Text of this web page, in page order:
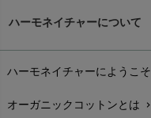
配送と送料chevron_right
在庫状況と発送予定chevron_right
ハーモネイチャーについて
ハーモネイチャーにようこそ
オーガニックコットンとは chevron_right